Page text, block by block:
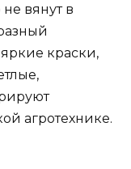
вянут в
краски,
агротехнике.